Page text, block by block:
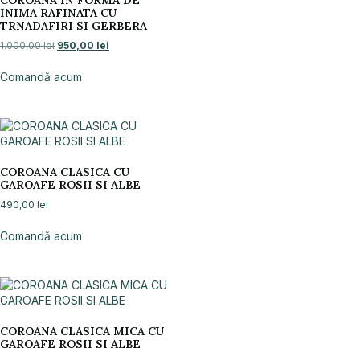
INIMA RAFINATA CU
TRNADAFIRI SI GERBERA
1.000,00lei 950,00 lei
Comandă acum
COROANA CLASICA CU
GAROAFE ROSII SI ALBE
490,00 lei
Comandă acum
COROANA CLASICA MICA CU
GAROAFE ROSII SI ALBE